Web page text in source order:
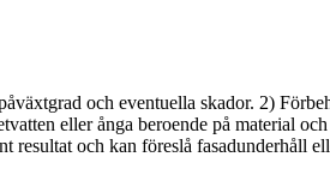
och eventuella skador. 2)
eller ånga beroende på material
och kan föreslå fasadunderhåll